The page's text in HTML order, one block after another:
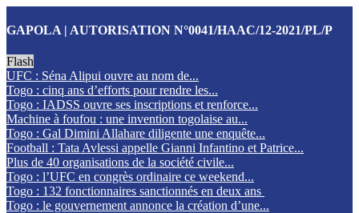
GAPOLA | AUTORISATION N°0041/HAAC/12-2021/PL/P
Flash
UFC : Séna Alipui ouvre au nom de...
Togo : cinq ans d’efforts pour rendre les...
Togo : IADSS ouvre ses inscriptions et renforce...
Machine à foufou : une invention togolaise au...
Togo : Gal Dimini Allahare diligente une enquête...
Football : Tata Avlessi appelle Gianni Infantino et Patrice...
Plus de 40 organisations de la société civile...
Togo : l’UFC en congrès ordinaire ce weekend...
Togo : 132 fonctionnaires sanctionnés en deux ans
Togo : le gouvernement annonce la création d’une...